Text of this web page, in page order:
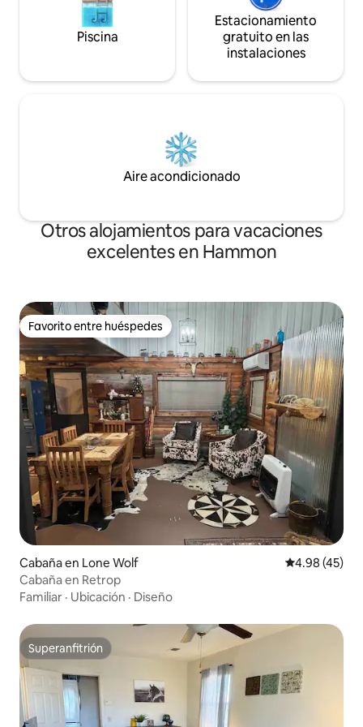
Piscina
Estacionamiento
gratuito en las
instalaciones
Aire acondicionado
Otros alojamientos para vacaciones
excelentes en Hammon
Favorito entre huéspedes
Favorito entre huéspedes
Cabaña en Lone Wolf Calificación
4.98 (45)
Cabaña en Retrop
Familiar · Ubicación · Diseño
Superanfitrión
Superanfitrión